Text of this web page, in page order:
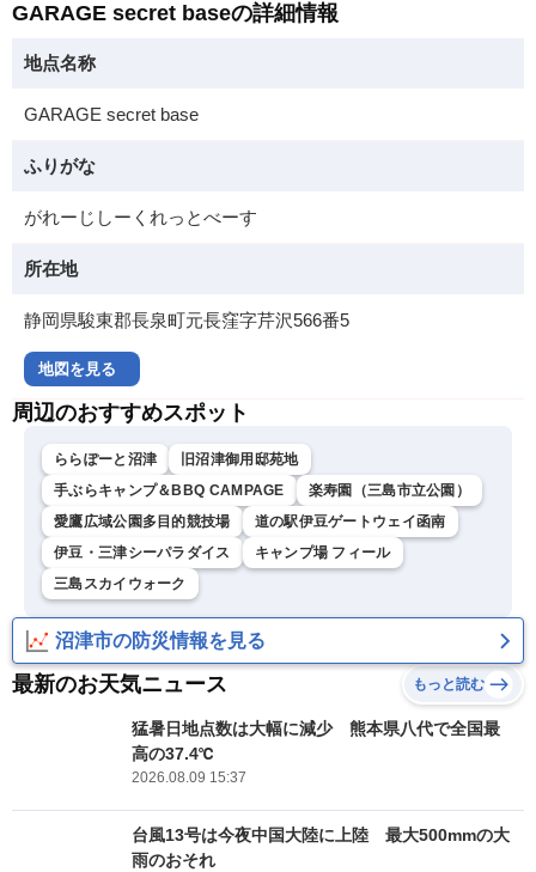
GARAGE secret baseの詳細情報
地点名称
GARAGE secret base
ふりがな
がれーじしーくれっとべーす
所在地
静岡県駿東郡長泉町元長窪字芹沢566番5
地図を見る
周辺のおすすめスポット
ららぽーと沼津
旧沼津御用邸苑地
手ぶらキャンプ＆BBQ CAMPAGE
楽寿園（三島市立公園）
愛鷹広域公園多目的競技場
道の駅伊豆ゲートウェイ函南
伊豆・三津シーパラダイス
キャンプ場 フィール
三島スカイウォーク
沼津市の防災情報を見る
最新のお天気ニュース もっと読む
猛暑日地点数は大幅に減少 熊本県八代で全国最
高の37.4℃
2026.08.09 15:37
台風13号は今夜中国大陸に上陸 最大500mmの大
雨のおそれ